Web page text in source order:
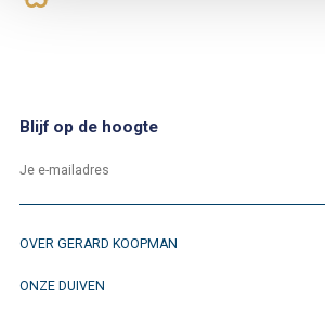
Blijf op de hoogte
OVER GERARD KOOPMAN
ONZE DUIVEN